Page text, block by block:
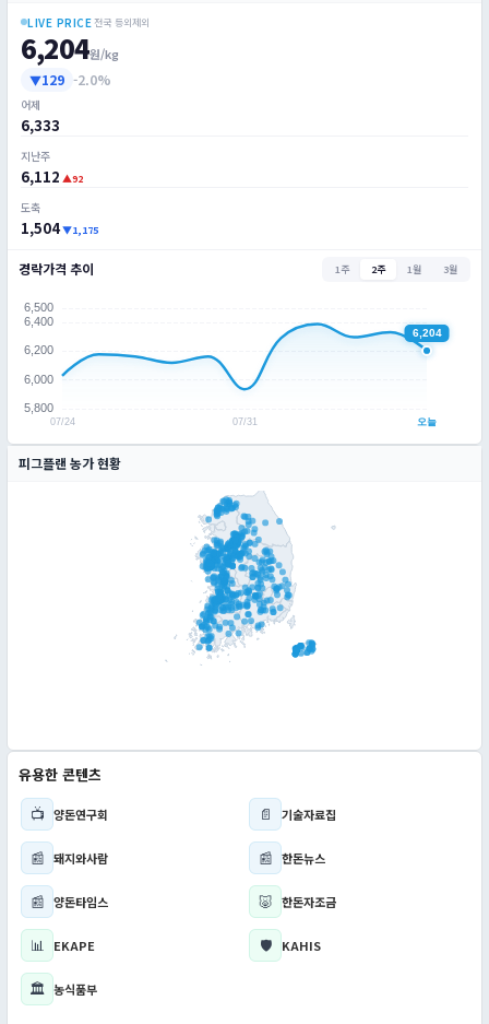
LIVE PRICE전국 등외제외
6,204원/kg
▼129 -2.0%
어제
6,333
지난주
6,112 ▲92
도축
1,504▼1,175
경락가격 추이 1주 2주 1월 3월
피그플랜 농가 현황
유용한 콘텐츠
📺 양돈연구회 📄 기술자료집
📰 돼지와사람 📰 한돈뉴스
📰 양돈타임스 🐷 한돈자조금
📊 EKAPE 🛡️ KAHIS
🏛️ 농식품부